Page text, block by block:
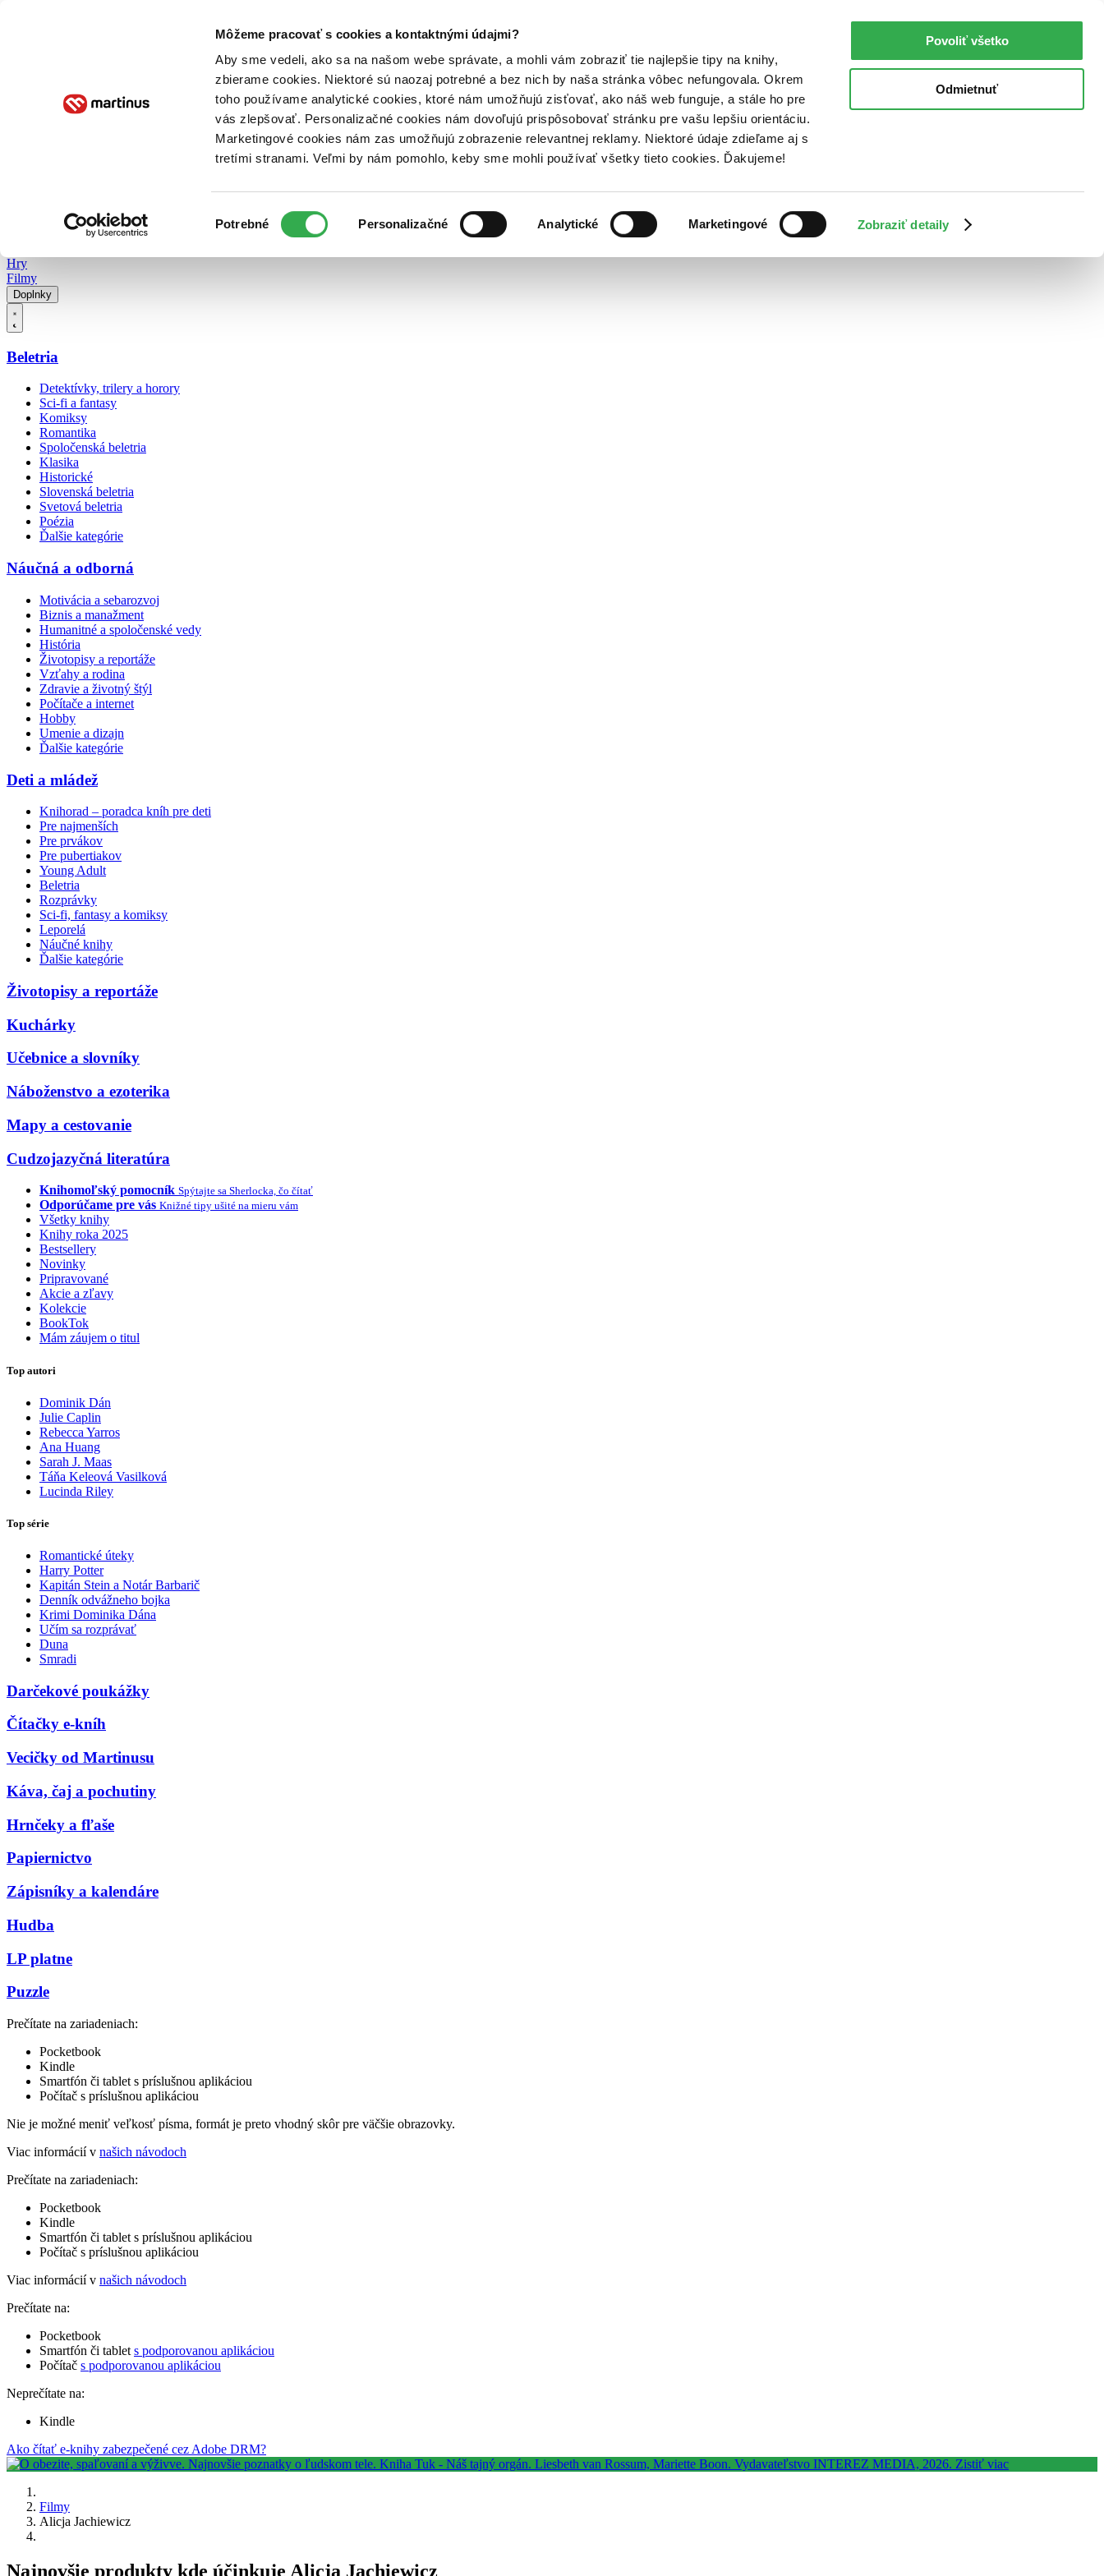
Môžeme pracovať s cookies a kontaktnými údajmi?
Aby sme vedeli, ako sa na našom webe správate, a mohli vám zobraziť tie najlepšie tipy na knihy,
zbierame cookies. Niektoré sú naozaj potrebné a bez nich by naša stránka vôbec nefungovala. Okrem
toho používame analytické cookies, ktoré nám umožňujú zisťovať, ako náš web funguje, a stále ho pre
vás zlepšovať. Personalizačné cookies nám dovoľujú prispôsobovať stránku pre vašu lepšiu orientáciu.
Marketingové cookies nám zas umožňujú zobrazenie relevantnej reklamy. Niektoré údaje zdieľame aj s
tretími stranami. Veľmi by nám pomohlo, keby sme mohli používať všetky tieto cookies. Ďakujeme!
súhlasu
Potrebné Personalizačné Analytické Marketingové Zobraziť detaily
Povoliť všetko
Odmietnuť
Poukážky Kontakt
Hry
Filmy
Doplnky
Beletria
Detektívky, trilery a horory
Sci-fi a fantasy
Komiksy
Romantika
Spoločenská beletria
Klasika
Historické
Slovenská beletria
Svetová beletria
Poézia
Ďalšie kategórie
Náučná a odborná
Motivácia a sebarozvoj
Biznis a manažment
Humanitné a spoločenské vedy
História
Životopisy a reportáže
Vzťahy a rodina
Zdravie a životný štýl
Počítače a internet
Hobby
Umenie a dizajn
Ďalšie kategórie
Deti a mládež
Knihorad – poradca kníh pre deti
Pre najmenších
Pre prvákov
Pre pubertiakov
Young Adult
Beletria
Rozprávky
Sci-fi, fantasy a komiksy
Leporelá
Náučné knihy
Ďalšie kategórie
Životopisy a reportáže
Kuchárky
Učebnice a slovníky
Náboženstvo a ezoterika
Mapy a cestovanie
Cudzojazyčná literatúra
Knihomoľský pomocník Spýtajte sa Sherlocka, čo čítať
Odporúčame pre vás Knižné tipy ušité na mieru vám
Všetky knihy
Knihy roka 2025
Bestsellery
Novinky
Pripravované
Akcie a zľavy
Kolekcie
BookTok
Mám záujem o titul
Top autori
Dominik Dán
Julie Caplin
Rebecca Yarros
Ana Huang
Sarah J. Maas
Táňa Keleová Vasilková
Lucinda Riley
Top série
Romantické úteky
Harry Potter
Kapitán Stein a Notár Barbarič
Denník odvážneho bojka
Krimi Dominika Dána
Učím sa rozprávať
Duna
Smradi
Darčekové poukážky
Čítačky e-kníh
Vecičky od Martinusu
Káva, čaj a pochutiny
Hrnčeky a fľaše
Papiernictvo
Zápisníky a kalendáre
Hudba
LP platne
Puzzle
Prečítate na zariadeniach:
Pocketbook
Kindle
Smartfón či tablet s príslušnou aplikáciou
Počítač s príslušnou aplikáciou
Nie je možné meniť veľkosť písma, formát je preto vhodný skôr pre väčšie obrazovky.
Viac informácií v našich návodoch
Prečítate na zariadeniach:
Pocketbook
Kindle
Smartfón či tablet s príslušnou aplikáciou
Počítač s príslušnou aplikáciou
Viac informácií v našich návodoch
Prečítate na:
Pocketbook
Smartfón či tablet s podporovanou aplikáciou
Počítač s podporovanou aplikáciou
Neprečítate na:
Kindle
Ako čítať e-knihy zabezpečené cez Adobe DRM?
Filmy
Alicja Jachiewicz
Najnovšie produkty kde účinkuje Alicja Jachiewicz